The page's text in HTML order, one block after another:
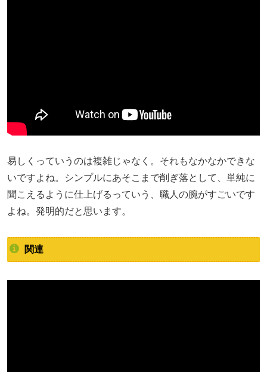
易しくっていうのは複雑じゃなく。それもなかなかできな
いですよね。シンプルにあそこまで削ぎ落として、単純に
聞こえるように仕上げるっていう、職人の腕がすごいです
よね。発明的だと思います。
関連